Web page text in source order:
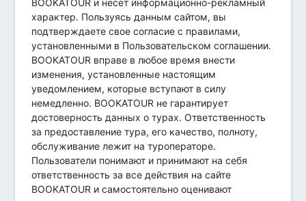
характер. Пользуясь данным сайтом, вы
подтверждаете свое согласие с правилами,
установленными в Пользовательском соглашении.
BOOKATOUR вправе в любое время внести
изменения, установленные настоящим
уведомлением, которые вступают в силу
немедленно. BOOKATOUR не гарантирует
достоверность данных о турах. Ответственность
за предоставление тура, его качество, полноту,
обслуживание лежит на туроператоре.
Пользователи понимают и принимают на себя
ответственность за все действия на сайте
BOOKATOUR и самостоятельно оценивают